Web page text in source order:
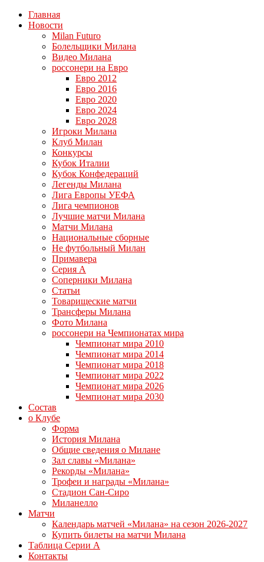
Главная
Новости
Milan Futuro
Болельщики Милана
Видео Милана
россонери на Евро
Евро 2012
Евро 2016
Евро 2020
Евро 2024
Евро 2028
Игроки Милана
Клуб Милан
Конкурсы
Кубок Италии
Кубок Конфедераций
Легенды Милана
Лига Европы УЕФА
Лига чемпионов
Лучшие матчи Милана
Матчи Милана
Национальные сборные
Не футбольный Милан
Примавера
Серия А
Соперники Милана
Статьи
Товарищеские матчи
Трансферы Милана
Фото Милана
россонери на Чемпионатах мира
Чемпионат мира 2010
Чемпионат мира 2014
Чемпионат мира 2018
Чемпионат мира 2022
Чемпионат мира 2026
Чемпионат мира 2030
Состав
о Клубе
Форма
История Милана
Общие сведения о Милане
Зал славы «Милана»
Рекорды «Милана»
Трофеи и награды «Милана»
Стадион Сан-Сиро
Миланелло
Матчи
Календарь матчей «Милана» на сезон 2026-2027
Купить билеты на матчи Милана
Таблица Серии А
Контакты